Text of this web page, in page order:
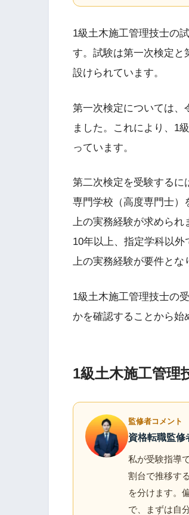
1級土木施工管理技士の
す。試験は第一次検定と
設けられています。
第一次検定については、
ました。これにより、1
っています。
第二次検定を受験するに
専門学校（高度専門士）
上の実務経験が求められ
10年以上、指定学科以
上の実務経験が要件とな
1級土木施工管理技士の
かを確認することから始
1級土木施工管理
監修者コメント
資格転職監修
私が受験指導
割台で推移す
を分けます。
で、まずは自